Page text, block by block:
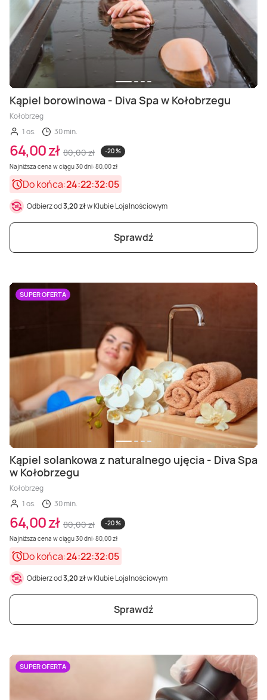
Kąpiel borowinowa - Diva Spa w Kołobrzegu
Kołobrzeg
1 os.
30 min.
64,00 zł 80,00 zł
-20 %
Najniższa cena w ciągu 30 dni: 80,00 zł
Do końca:24:22:32:03
Odbierz od3,20 złw Klubie Lojalnościowym
Sprawdź
SUPER OFERTA
Kąpiel solankowa z naturalnego ujęcia - Diva Spa
w Kołobrzegu
Kołobrzeg
1 os.
30 min.
64,00 zł 80,00 zł
-20 %
Najniższa cena w ciągu 30 dni: 80,00 zł
Do końca:24:22:32:03
Odbierz od3,20 złw Klubie Lojalnościowym
Sprawdź
SUPER OFERTA